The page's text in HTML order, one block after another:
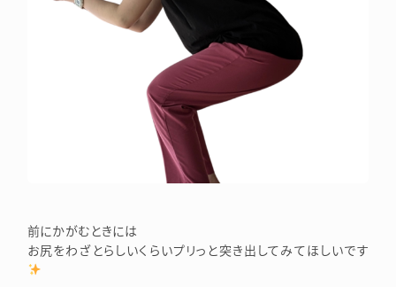
前にかがむときには
お尻をわざとらしいくらいプリっと突き出してみてほしいです